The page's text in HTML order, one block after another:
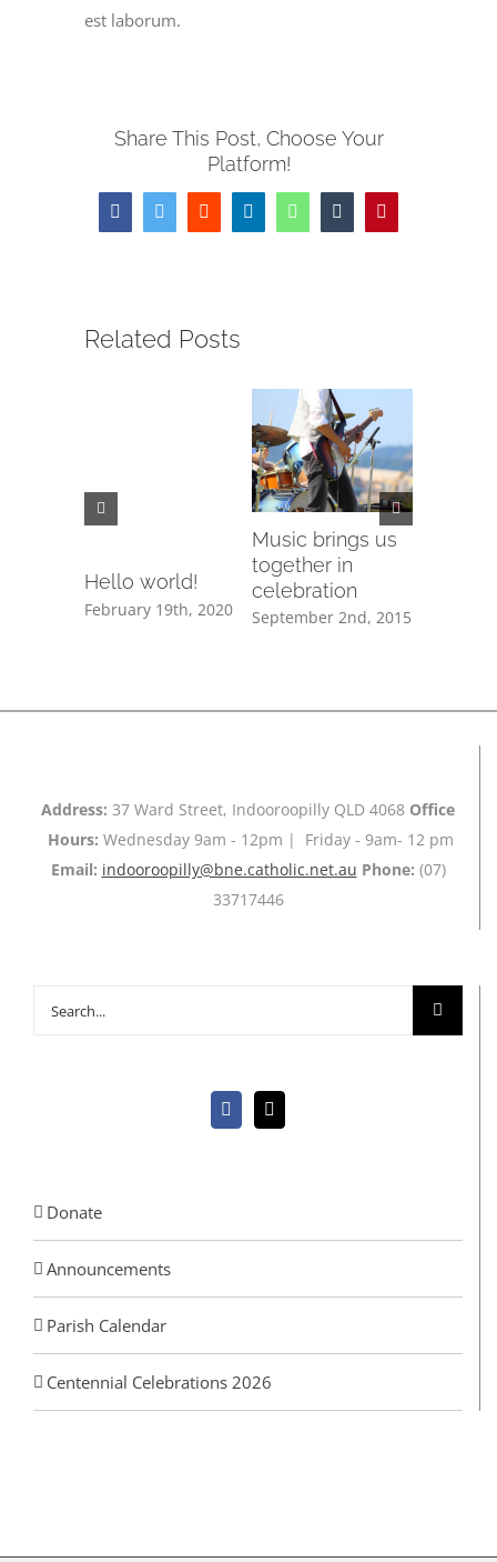
est laborum.
Share This Post, Choose Your
Platform!
FacebookTwitterRedditLinkedInWhatsAppTumblrPinterest
Related Posts
Hello world!
February 19th, 2020
Music brings us
together in
celebration
September 2nd, 2015
Address: 37 Ward Street, Indooroopilly QLD 4068 Office
Hours: Wednesday 9am - 12pm | Friday - 9am- 12 pm
Email: indooroopilly@bne.catholic.net.au Phone: (07)
33717446
Search
Donate
Announcements
Parish Calendar
Centennial Celebrations 2026